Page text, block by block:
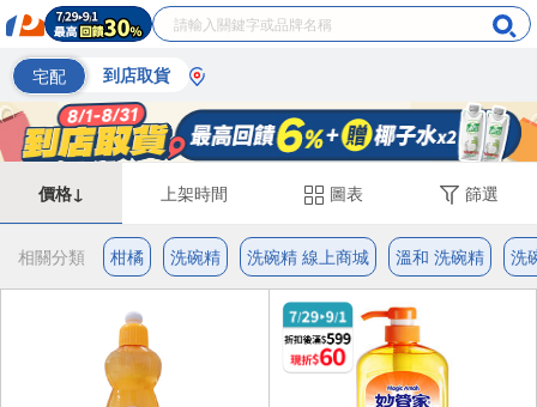
宅配 到店取貨
價格↓ 上架時間 圖表 篩選
相關分類 柑橘 洗碗精 洗碗精 線上商城 溫和 洗碗精 洗